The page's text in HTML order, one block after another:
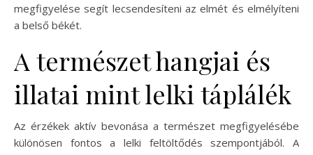
megfigyelése segít lecsendesíteni az elmét és elmélyíteni
a belső békét.
A természet hangjai és
illatai mint lelki táplálék
Az érzékek aktív bevonása a természet megfigyelésébe
különösen fontos a lelki feltöltődés szempontjából. A